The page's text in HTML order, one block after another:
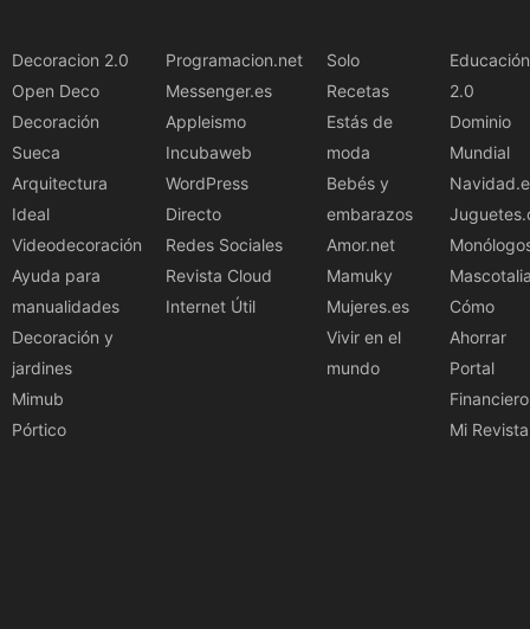
Decoracion 2.0
Open Deco
Decoración
Sueca
Arquitectura
Ideal
Videodecoración
Ayuda para
manualidades
Decoración y
jardines
Mimub
Pórtico
Programacion.net
Messenger.es
Appleismo
Incubaweb
WordPress
Directo
Redes Sociales
Revista Cloud
Internet Útil
Solo
Recetas
Estás de
moda
Bebés y
embarazos
Amor.net
Mamuky
Mujeres.es
Vivir en el
mundo
Educación
2.0
Dominio
Mundial
Cómo
Ahorrar
Portal
Financiero
Mi Revista